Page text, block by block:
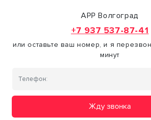
АРР Волгоград
+7 937 537-87-41
или оставьте ваш номер, и я
минут
Жду звонка